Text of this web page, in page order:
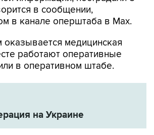
в сообщении,
в канале оперштаба в Max.
медицинская
работают оперативные
в оперативном штабе.
на Украине